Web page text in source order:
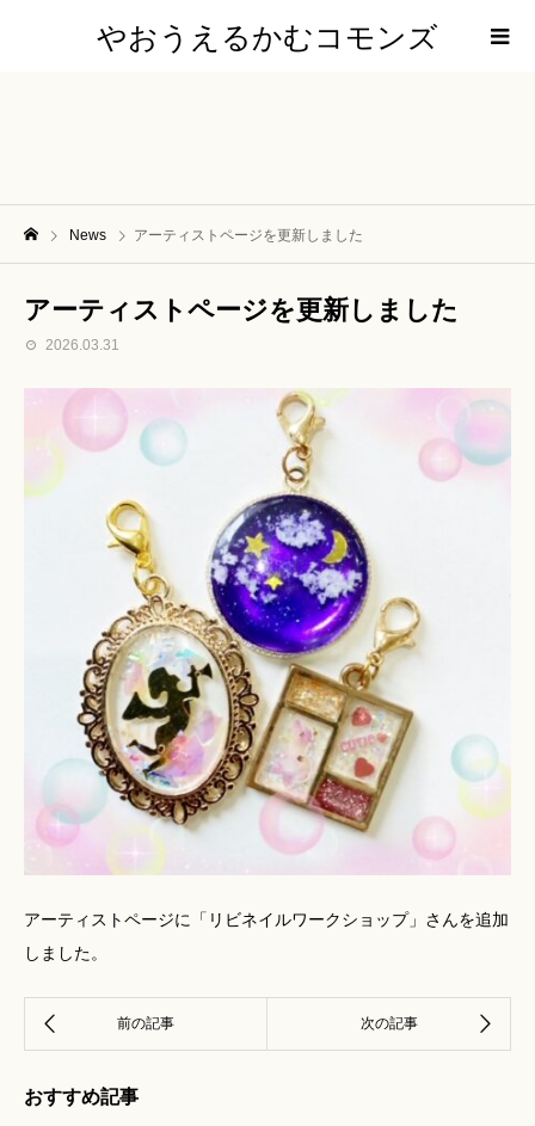
やおうえるかむコモンズ
News アーティストページを更新しました
アーティストページを更新しました
2026.03.31
アーティストページに 「リビネイルワークショップ」 さんを追加
しました。
おすすめ記事